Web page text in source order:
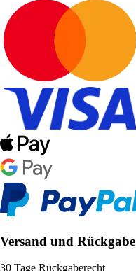
Versand und Rückgabe
30 Tage Rückgaberecht